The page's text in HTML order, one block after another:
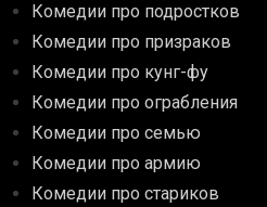
Комедии про подростков
Комедии про призраков
Комедии про кунг-фу
Комедии про ограбления
Комедии про семью
Комедии про армию
Комедии про стариков